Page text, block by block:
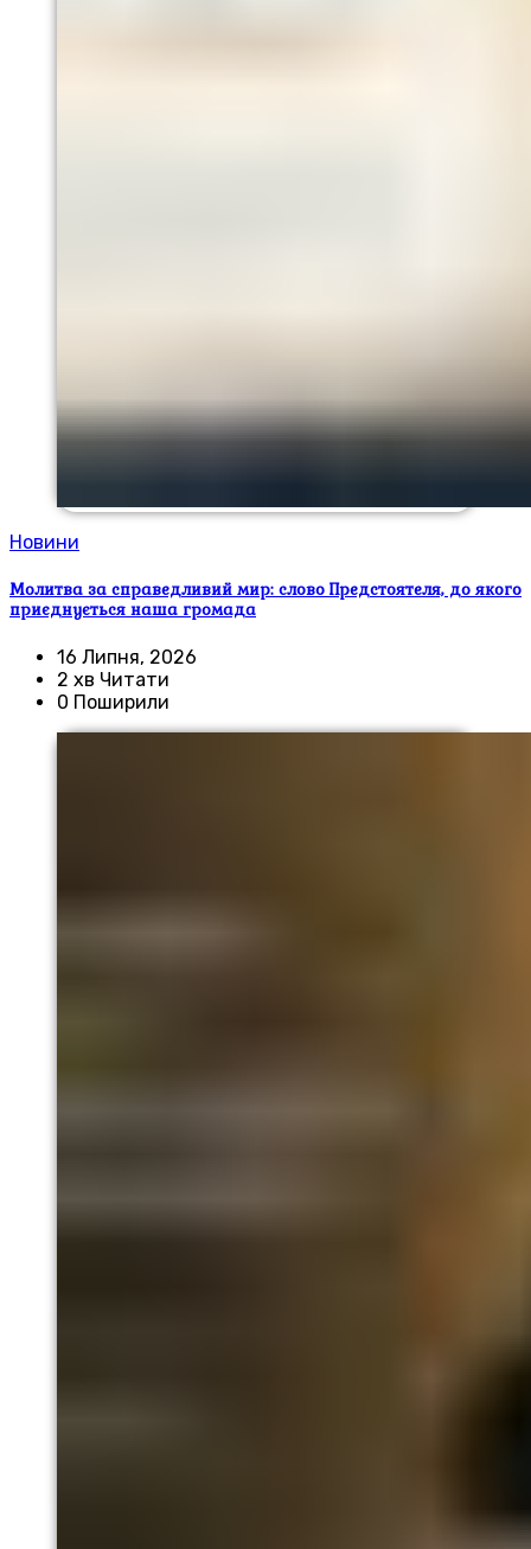
Новини
Молитва за справедливий мир: слово Предстоятеля, до якого
приєднується наша громада
16 Липня, 2026
2 хв Читати
0 Поширили